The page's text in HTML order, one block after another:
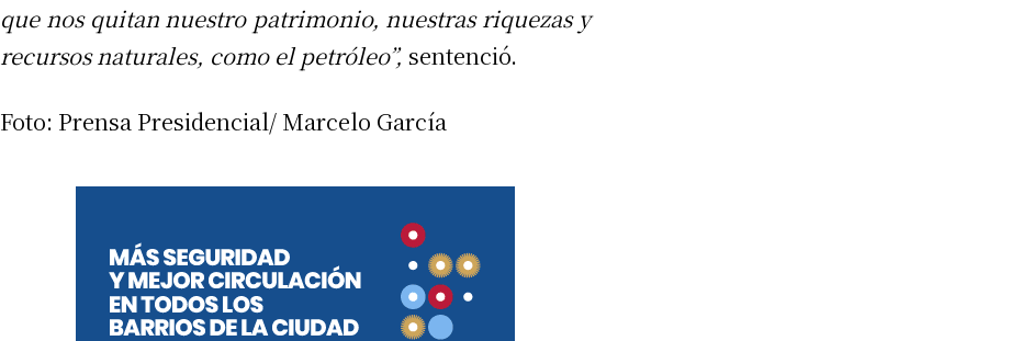
que nos quitan nuestro patrimonio, nuestras riquezas y
recursos naturales, como el petróleo”, sentenció.
Foto: Prensa Presidencial/ Marcelo García